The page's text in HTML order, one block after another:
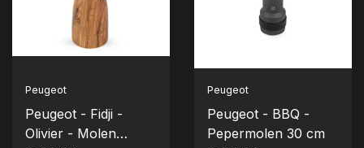
Peugeot
Peugeot - Fidji -
Olivier - Molen
Peugeot
Peugeot - BBQ -
Pepermolen 30 cm